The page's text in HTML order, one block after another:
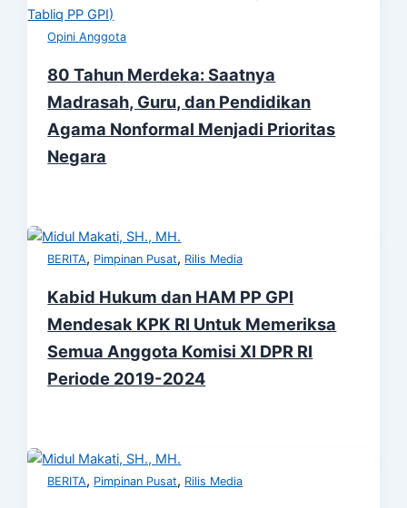
Opini Anggota
80 Tahun Merdeka: Saatnya
Madrasah, Guru, dan Pendidikan
Agama Nonformal Menjadi Prioritas
Negara
BERITA, Pimpinan Pusat, Rilis Media
Kabid Hukum dan HAM PP GPI
Mendesak KPK RI Untuk Memeriksa
Semua Anggota Komisi XI DPR RI
Periode 2019-2024
BERITA, Pimpinan Pusat, Rilis Media